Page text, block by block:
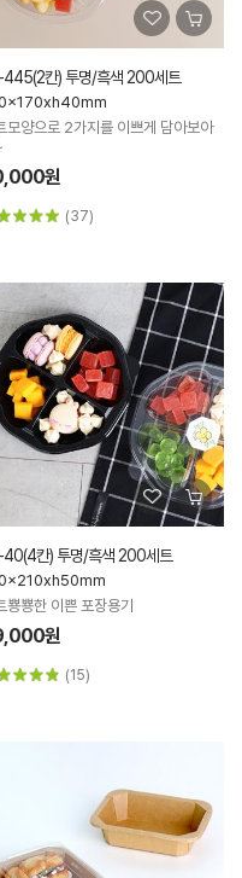
445(2칸) 투명/흑색 200세트
모양으로 2가지를 이쁘게 담아보아
원
(37)
40(4칸) 투명/흑색 200세트
뿅뿅한 이쁜 포장용기
원
(15)